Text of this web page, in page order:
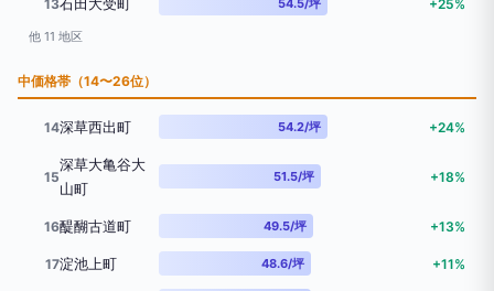
13 +25%
他 11 地区
中価格帯（14〜26位）
14深草西出町 54.2/坪 +24%
15
深草大亀谷大
山町
51.5/坪 +18%
16醍醐古道町 49.5/坪 +13%
17淀池上町 48.6/坪 +11%